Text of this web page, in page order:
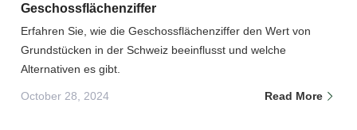
Geschossflächenziffer
Erfahren Sie, wie die Geschossflächenziffer den Wert von
Grundstücken in der Schweiz beeinflusst und welche
Alternativen es gibt.
October 28, 2024 Read More